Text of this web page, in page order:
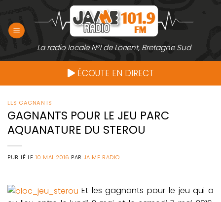
contenu
La radio locale N°1 de Lorient, Bretagne Sud
ÉCOUTE EN DIRECT
LES GAGNANTS
GAGNANTS POUR LE JEU PARC
AQUANATURE DU STEROU
PUBLIÉ LE 10 MAI 2016 PAR JAIME RADIO
Et les gagnants pour le jeu qui a